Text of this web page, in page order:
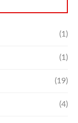
(1)
(1)
(19)
(4)